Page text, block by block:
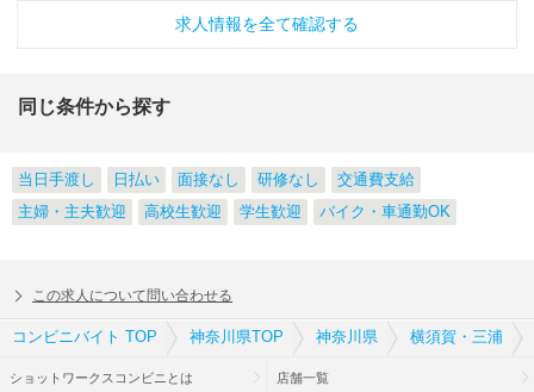
求人情報を全て確認する
同じ条件から探す
当日手渡し 日払い 面接なし 研修なし
交通費支給
主婦・主夫歓迎
高校生歓迎 学生歓迎 バイク・車通勤OK
この求人について問い合わせる
コンビニバイト TOP 神奈川県TOP 神奈川県 横須賀・三浦
ショットワークスコンビニとは 店舗一覧